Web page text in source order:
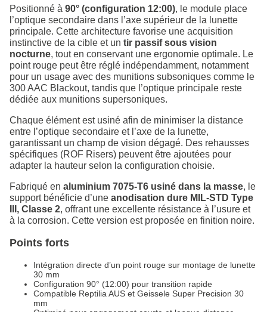
Positionné à 90° (configuration 12:00), le module place
l’optique secondaire dans l’axe supérieur de la lunette
principale. Cette architecture favorise une acquisition
instinctive de la cible et un tir passif sous vision
nocturne, tout en conservant une ergonomie optimale. Le
point rouge peut être réglé indépendamment, notamment
pour un usage avec des munitions subsoniques comme le
300 AAC Blackout, tandis que l’optique principale reste
dédiée aux munitions supersoniques.
Chaque élément est usiné afin de minimiser la distance
entre l’optique secondaire et l’axe de la lunette,
garantissant un champ de vision dégagé. Des rehausses
spécifiques (ROF Risers) peuvent être ajoutées pour
adapter la hauteur selon la configuration choisie.
Fabriqué en aluminium 7075-T6 usiné dans la masse, le
support bénéficie d’une anodisation dure MIL-STD Type
III, Classe 2, offrant une excellente résistance à l’usure et
à la corrosion. Cette version est proposée en finition noire.
Points forts
Intégration directe d’un point rouge sur montage de lunette
30 mm
Configuration 90° (12:00) pour transition rapide
Compatible Reptilia AUS et Geissele Super Precision 30
mm